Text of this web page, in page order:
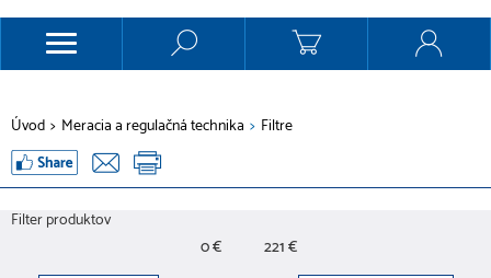
Úvod > Meracia a regulačná technika > Filtre
Filter produktov
0 €
221 €